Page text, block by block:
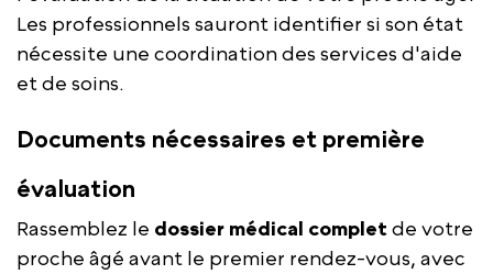
Les professionnels sauront identifier si son état
nécessite une coordination des services d'aide
et de soins.
Documents nécessaires et première
évaluation
Rassemblez le dossier médical completde votre
proche âgé avant le premier rendez-vous, avec